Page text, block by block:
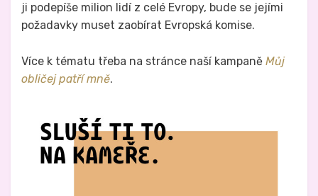
ji podepíše milion lidí z celé Evropy, bude se jejími
požadavky muset zaobírat Evropská komise.
Více k tématu třeba na stránce naší kampaně Můj
obličej patří mně.